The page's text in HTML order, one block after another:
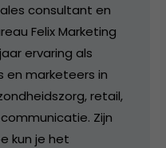
consultant en
Felix Marketing
ervaring als
en marketeers in
retail,
Zijn
kun je het